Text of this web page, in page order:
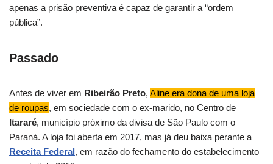
apenas a prisão preventiva é capaz de garantir a “ordem
pública”.
Passado
Antes de viver em Ribeirão Preto, Aline era dona de uma loja
de roupas, em sociedade com o ex-marido, no Centro de
Itararé, município próximo da divisa de São Paulo com o
Paraná. A loja foi aberta em 2017, mas já deu baixa perante a
Receita Federal, em razão do fechamento do estabelecimento